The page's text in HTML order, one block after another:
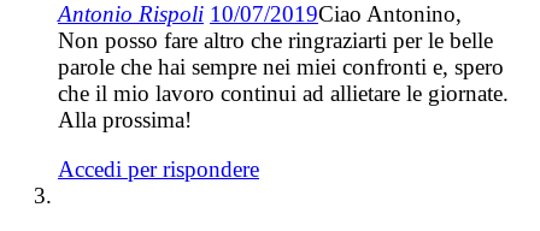
Antonio Rispoli 10/07/2019Ciao Antonino,
Non posso fare altro che ringraziarti per le belle
parole che hai sempre nei miei confronti e, spero
che il mio lavoro continui ad allietare le giornate.
Alla prossima!
Accedi per rispondere